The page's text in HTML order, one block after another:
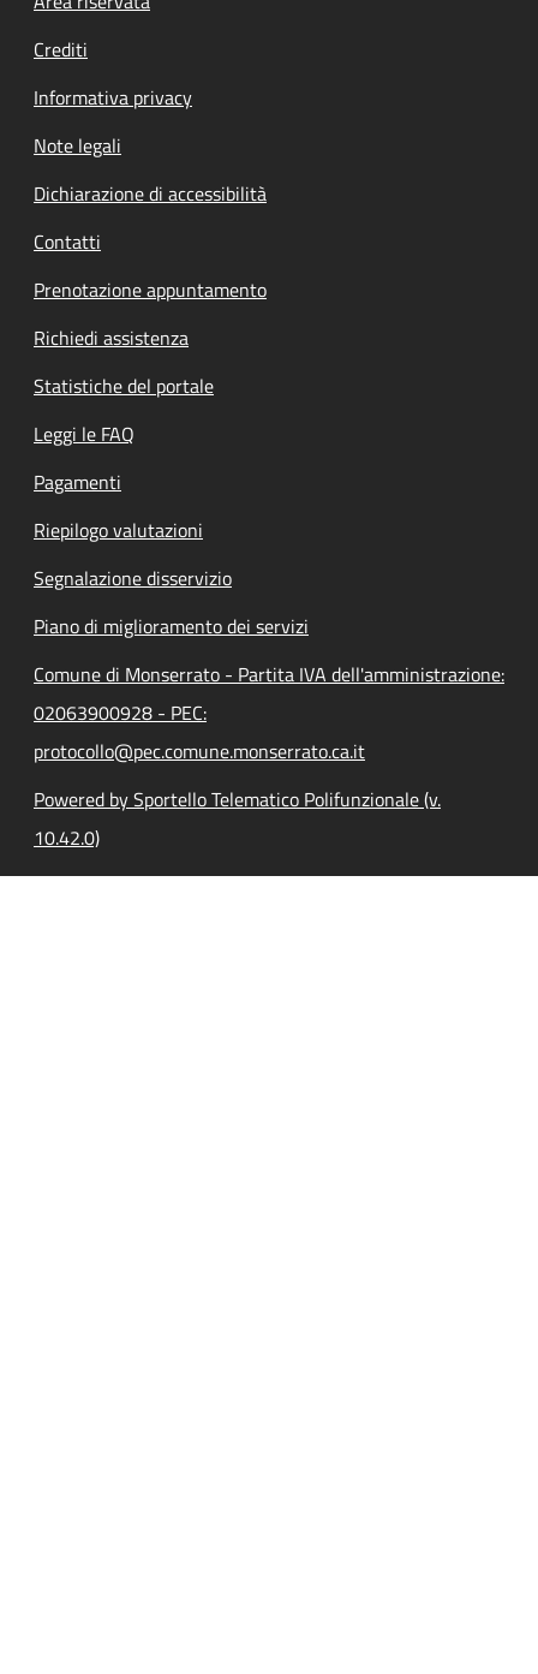
Crediti
Informativa privacy
Note legali
Dichiarazione di accessibilità
Contatti
Prenotazione appuntamento
Richiedi assistenza
Statistiche del portale
Leggi le FAQ
Pagamenti
Riepilogo valutazioni
Segnalazione disservizio
Piano di miglioramento dei servizi
Comune di Monserrato - Partita IVA dell'amministrazione:
02063900928 - PEC:
protocollo@pec.comune.monserrato.ca.it
Powered by Sportello Telematico Polifunzionale (v.
10.42.0)